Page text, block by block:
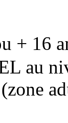
+ 16
au